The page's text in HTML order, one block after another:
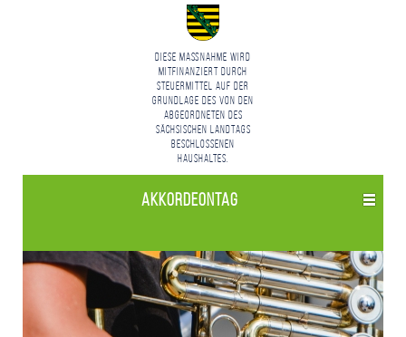
Diese Maßnahme wird
mitfinanziert durch
Steuermittel auf der
Grundlage des von den
Abgeordneten des
Sächsischen Landtags
beschlossenen
Haushaltes.
Akkordeon­tag